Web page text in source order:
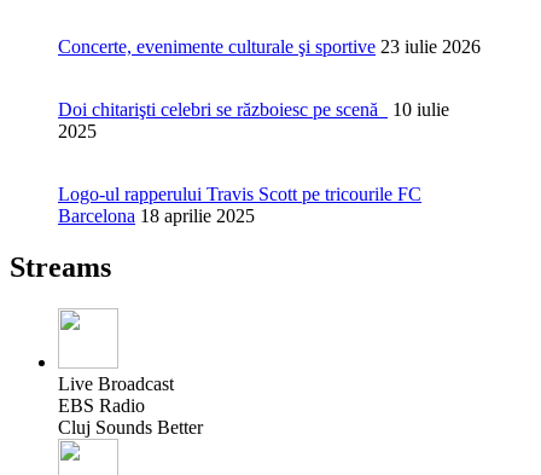
Concerte, evenimente culturale şi sportive 23 iulie 2026
Doi chitarişti celebri se războiesc pe scenă
10 iulie
2025
Logo-ul rapperului Travis Scott pe tricourile FC
Barcelona 18 aprilie 2025
Streams
Live Broadcast
EBS Radio
Cluj Sounds Better